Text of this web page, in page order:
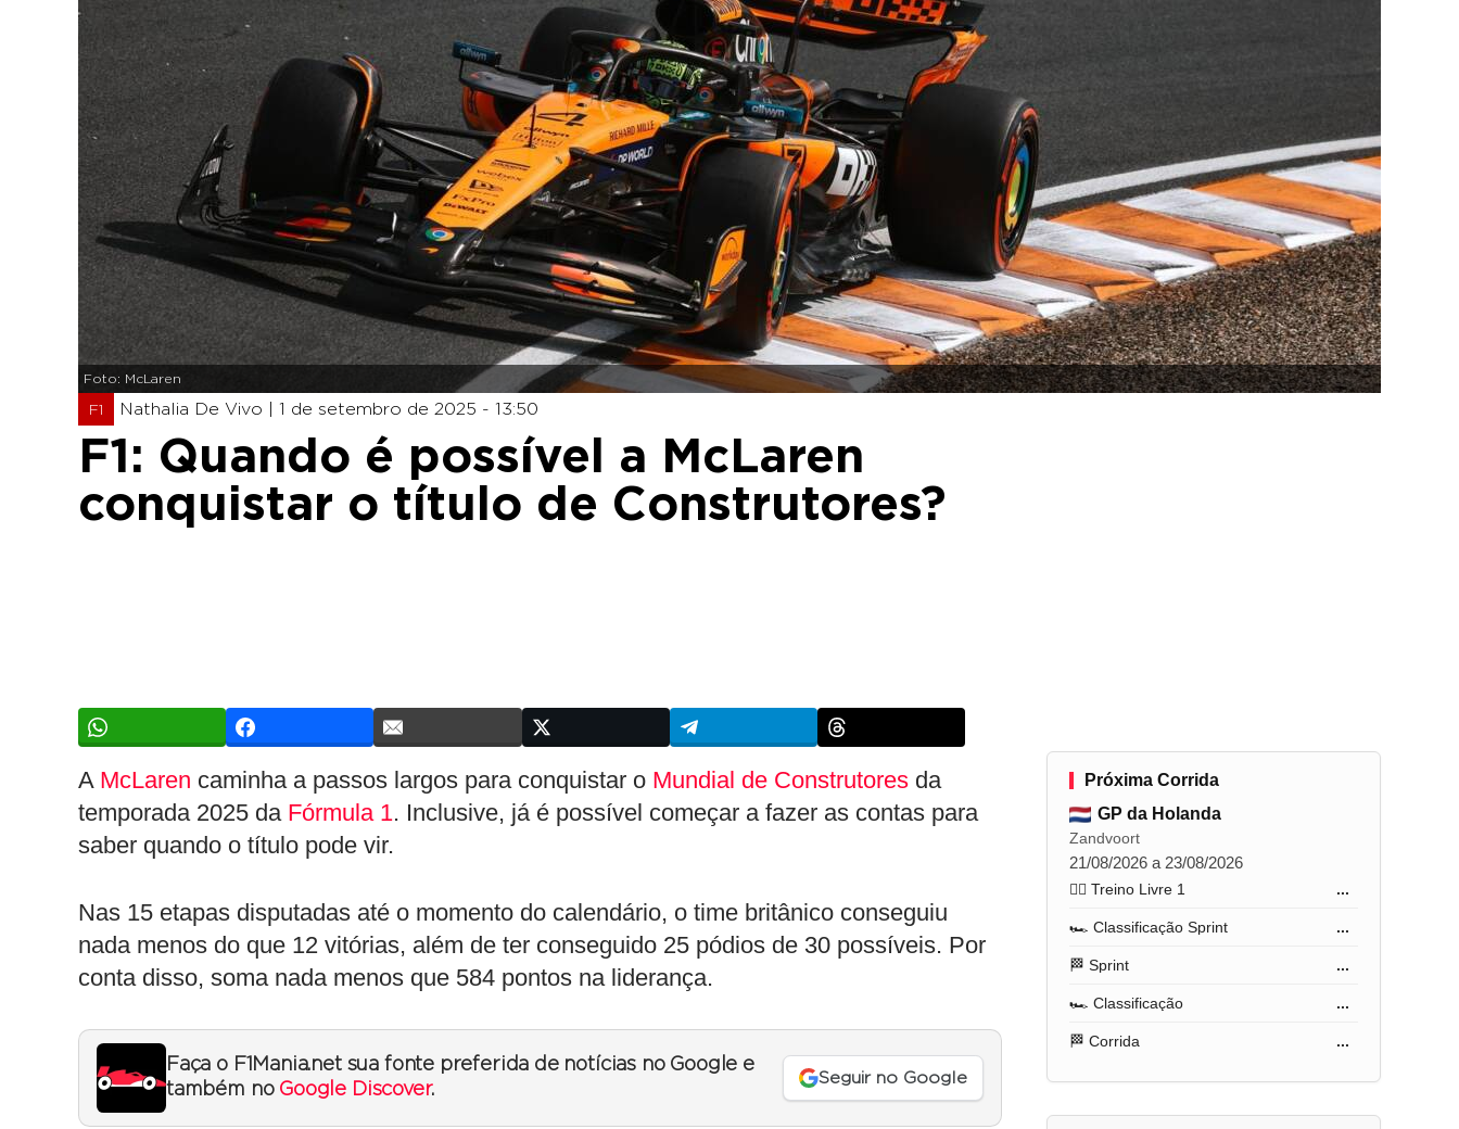
Foto: McLaren
F1 Nathalia De Vivo | 1 de setembro de 2025 - 13:50
F1: Quando é possível a McLaren
conquistar o título de Construtores?
A McLaren caminha a passos largos para conquistar o Mundial de Construtores da
temporada 2025 da Fórmula 1. Inclusive, já é possível começar a fazer as contas para
saber quando o título pode vir.
Nas 15 etapas disputadas até o momento do calendário, o time britânico conseguiu
nada menos do que 12 vitórias, além de ter conseguido 25 pódios de 30 possíveis. Por
conta disso, soma nada menos que 584 pontos na liderança.
Faça o F1Mania.net sua fonte preferida de notícias no Google e
também no Google Discover.
Seguir no Google
Próxima Corrida
GP da Holanda
Zandvoort
21/08/2026 a 23/08/2026
🏋️‍♂️ Treino Livre 1 ...
🏎️ Classificação Sprint ...
🏁 Sprint ...
🏎️ Classificação ...
🏁 Corrida ...